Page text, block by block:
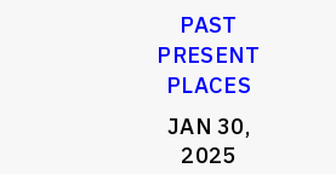
PAST
PRESENT
PLACES
JAN 30,
2025